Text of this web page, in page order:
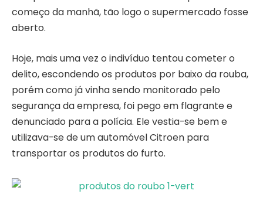
começo da manhã, tão logo o supermercado fosse
aberto.
Hoje, mais uma vez o indivíduo tentou cometer o
delito, escondendo os produtos por baixo da rouba,
porém como já vinha sendo monitorado pelo
segurança da empresa, foi pego em flagrante e
denunciado para a polícia. Ele vestia-se bem e
utilizava-se de um automóvel Citroen para
transportar os produtos do furto.